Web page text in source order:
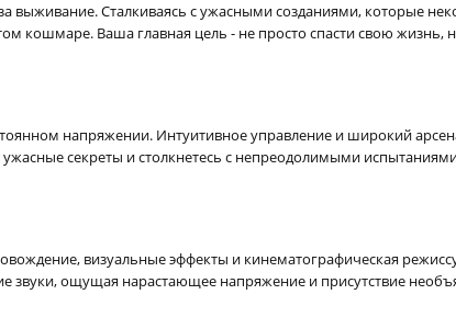
выживание. Сталкиваясь с ужасными созданиями, которые
кошмаре. Ваша главная цель - не просто спасти свою жизнь,
напряжении. Интуитивное управление и широкий
секреты и столкнетесь с непреодолимыми
визуальные эффекты и кинематографическая
ощущая нарастающее напряжение и присутствие